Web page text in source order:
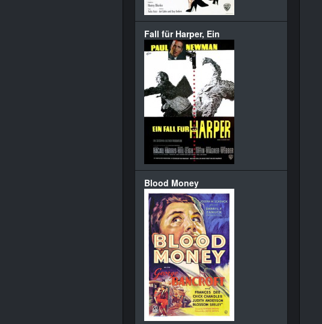
Fall für Harper, Ein
Blood Money